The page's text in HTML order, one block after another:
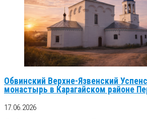
Обвинский Верхне-Язвенский
монастырь в Карагайском районе
17.06.2026